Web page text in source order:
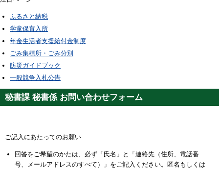
ふるさと納税
学童保育入所
年金生活者支援給付金制度
ごみ集積所・ごみ分別
防災ガイドブック
一般競争入札公告
秘書課 秘書係 お問い合わせフォーム
ご記入にあたってのお願い
回答をご希望のかたは、必ず「氏名」と「連絡先（住所、電話番
号、メールアドレスのすべて）」をご記入ください。匿名もしくは